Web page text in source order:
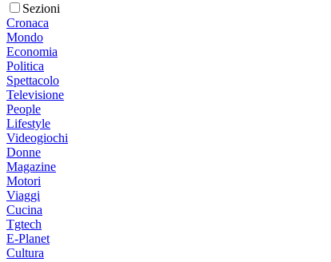
Sezioni
Cronaca
Mondo
Economia
Politica
Spettacolo
Televisione
People
Lifestyle
Videogiochi
Donne
Magazine
Motori
Viaggi
Cucina
Tgtech
E-Planet
Cultura